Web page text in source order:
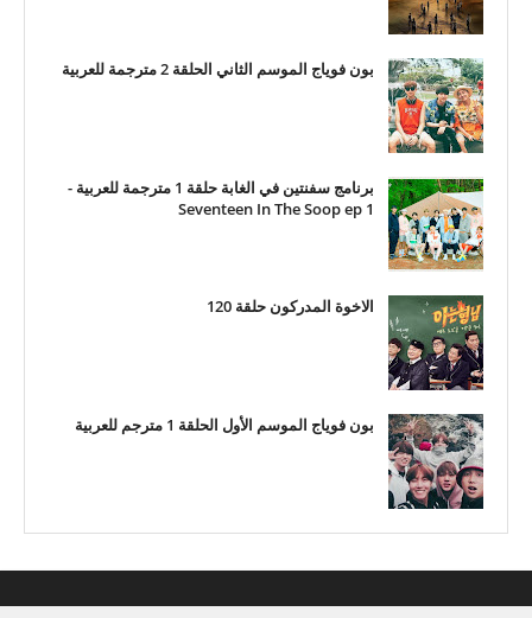
بون فوياج الموسم الثاني الحلقة 2 مترجمة للعربية
برنامج سفنتين في الغابة حلقة 1 مترجمة للعربية -
Seventeen In The Soop ep 1
الاخوة المدركون حلقة 120
بون فوياج الموسم الأول الحلقة 1 مترجم للعربية